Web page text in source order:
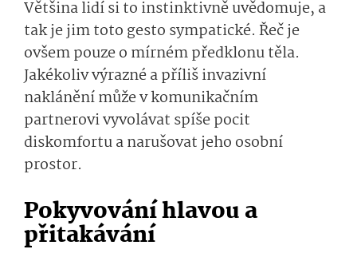
Většina lidí si to instinktivně uvědomuje, a
tak je jim toto gesto sympatické. Řeč je
ovšem pouze o mírném předklonu těla.
Jakékoliv výrazné a příliš invazivní
naklánění může v komunikačním
partnerovi vyvolávat spíše pocit
diskomfortu a narušovat jeho osobní
prostor.
Pokyvování hlavou a
přitakávání